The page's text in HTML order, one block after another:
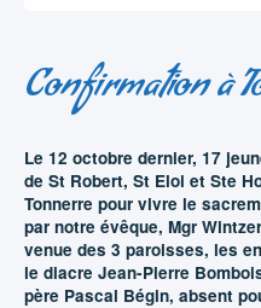
Confirmation à
Le 12 octobre dernier, 17
de St Robert, St Eloi et Ste
Tonnerre pour vivre le
par notre évêque, Mgr
venue des 3 paroisses, les
le diacre Jean-Pierre
père Pascal Bégin, absent